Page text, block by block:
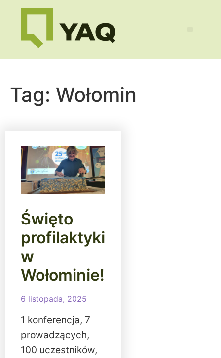
Tag: Wołomin
Święto
profilaktyki
w
Wołominie!
6 listopada, 2025
1 konferencja, 7
prowadzących,
100 uczestników,